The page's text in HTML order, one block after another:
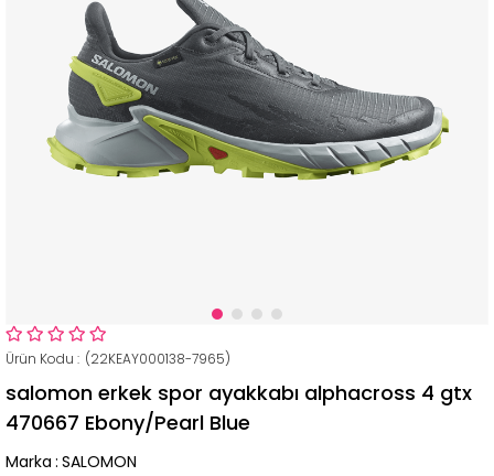
(22KEAY000138-7965)
salomon erkek spor ayakkabı alphacross 4 gtx
470667 Ebony/Pearl Blue
Marka : SALOMON